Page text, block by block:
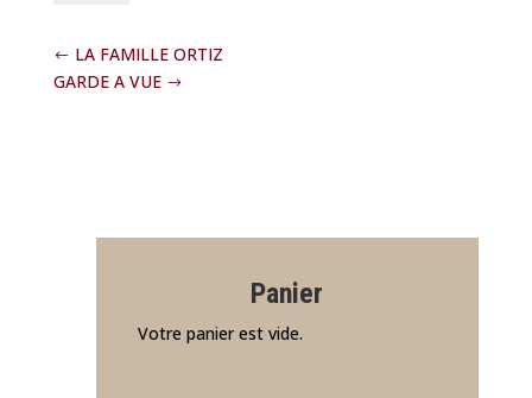
LA FAMILLE ORTIZ
GARDE A VUE
Panier
Votre panier est vide.